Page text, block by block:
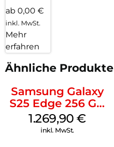
ab 0,00 €
inkl. MwSt.
Mehr
erfahren
Ähnliche Produkte
Samsung Galaxy
S25 Edge 256 GB
Titanium Silver
1.269,90€
inkl. MwSt.